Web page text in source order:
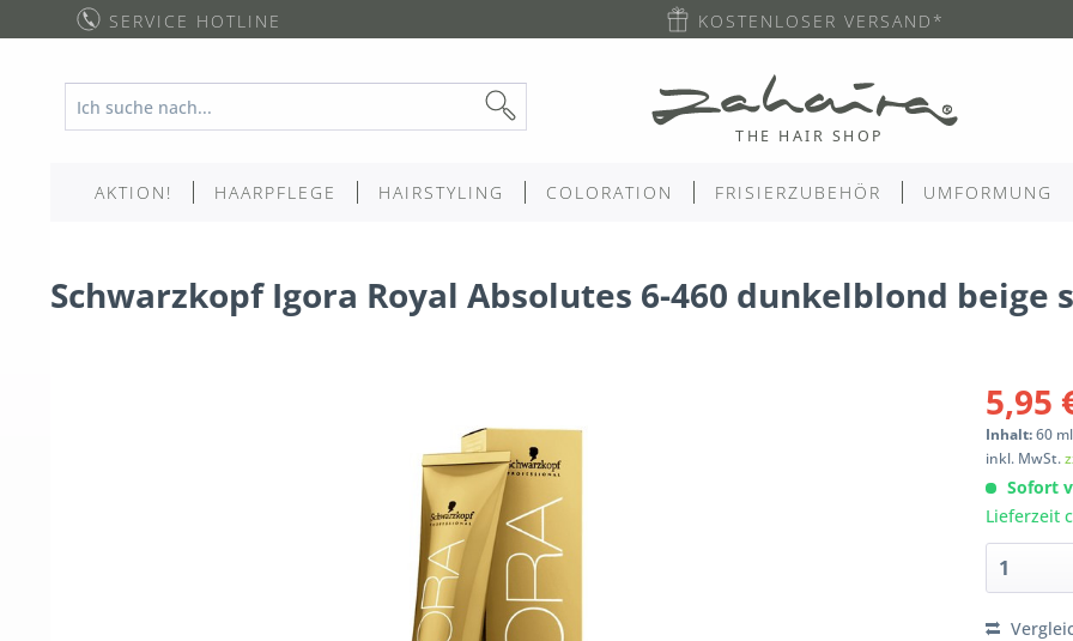
SERVICE HOTLINE KOSTENLOSER VERSAND*
AKTION! HAARPFLEGE HAIRSTYLING COLORATION FRISIERZUBEHÖR UMFORMUNG
Schwarzkopf Igora Royal Absolutes 6-460 dunkelblond beige
5,95
Inhalt:60 ml
inkl. MwSt.
Sofort
Lieferzeit